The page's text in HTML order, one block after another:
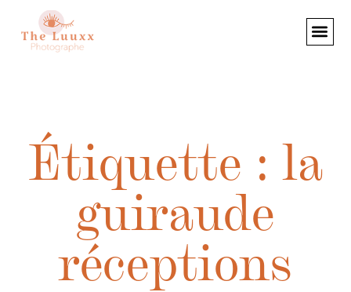
Étiquette : la
guiraude
réceptions